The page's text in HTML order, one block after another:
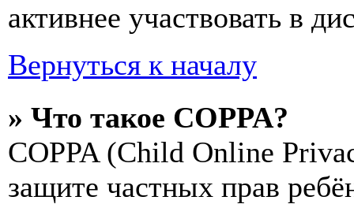
активнее участвовать в
Вернуться к началу
» Что такое COPPA?
COPPA (Child Online
защите частных прав